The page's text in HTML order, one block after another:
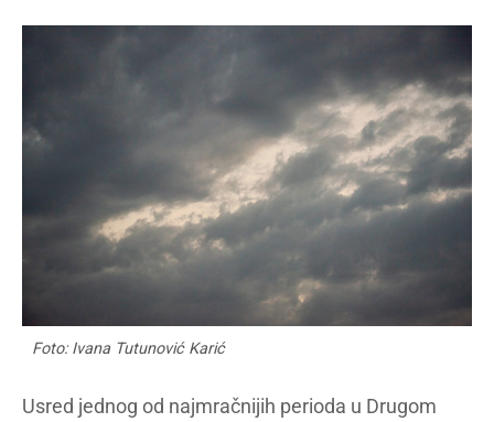
Foto: Ivana Tutunović Karić
Usred jednog od najmračnijih perioda u Drugom